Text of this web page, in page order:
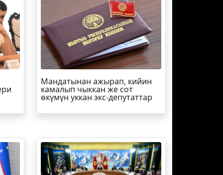
Мандатынан ажырап, кийин
камалып чыккан же сот
өкүмүн уккан экс-депутаттар